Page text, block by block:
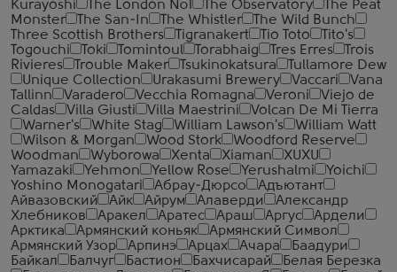
Kurayoshi
The London №1 The Observatory
The Peat
Monster
The San-In The Whistler
The Wild Bunch
Three Scottish Brothers
Tigranakert Tio Toto
Tito's
Togouchi
Toki Tomintoul Torabhaig Tres Erres
Trois
Rivieres
Trouble Maker Tsukinokatsura
Tullamore Dew
Unique Collection
Urakasumi Brewery Vaccari
Vana
Tallinn
Varadero Vecchia Romagna Veroni
Viejo de
Caldas
Villa Giusti Villa Maestrini
Volcan De Mi Tierra
Warner's
White Stag William Lawson's
William Watt
Wilson & Morgan
Wood Stork
Woodford Reserve
Woodman
Wyborowa Xenta Xiaman
XUXU
Yamazaki
Yehmon Yellow Rose Yerushalmi
Yoichi
Yoshino Monogatari
Абрау-Дюрсо
Адъютант
Айвазовский
Айк Айрум Алаверди
Александр
Хлебников
Аракел Аратес Араш Аргус
Ардели
Арктика
Армянский коньяк
Армянский Символ
Армянский Узор
Арпинэ Арцах Ачара
Баадури
Байкал
Балчуг Бастион Бахчисарай
Белая Березка